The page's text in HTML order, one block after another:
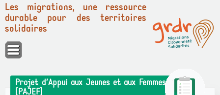
Panneau de gestion des cookies
Les migrations, une ressource
durable pour des territoires
solidaires
Projet d’Appui aux Jeunes et aux Femmes
(PAJEF)